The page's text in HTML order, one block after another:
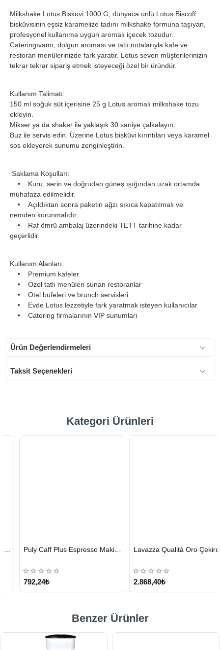
Milkshake Lotus Bisküvi 1000 G, dünyaca ünlü Lotus Biscoff
bisküvisinin eşsiz karamelize tadını milkshake formuna taşıyan,
profesyonel kullanıma uygun aromalı içecek tozudur.
Cateringıvamı, dolgun aroması ve tatlı notalarıyla kafe ve
restoran menülerinizde fark yaratır. Lotus seven müşterilerinizin
tekrar tekrar sipariş etmek isteyeceği özel bir üründür.
Kullanım Talimatı:
150 ml soğuk süt içerisine 25 g Lotus aromalı milkshake tozu
ekleyin.
Mikser ya da shaker ile yaklaşık 30 saniye çalkalayın.
Buz ile servis edin. Üzerine Lotus bisküvi kırıntıları veya karamel
sos ekleyerek sunumu zenginleştirin.
Saklama Koşulları:
• Kuru, serin ve doğrudan güneş ışığından uzak ortamda
muhafaza edilmelidir.
• Açıldıktan sonra paketin ağzı sıkıca kapatılmalı ve
nemden korunmalıdır.
• Raf ömrü ambalaj üzerindeki TETT tarihine kadar
geçerlidir.
Kullanım Alanları:
• Premium kafeler
• Özel tatlı menüleri sunan restoranlar
• Otel büfeleri ve brunch servisleri
• Evde Lotus lezzetiyle fark yaratmak isteyen kullanıcılar
• Catering firmalarının VIP sunumları
Ürün Değerlendirmeleri
Taksit Seçenekleri
Kategori Ürünleri
GÖNDERİ
Puly Caff Plus Espresso Makinesi Temizleyici Tablet 100 x 1.35 G
792,24₺
GÖNDERİ
Lavazza Qualità Oro Çekirdek Kahve 1 KG x 2
2.868,40₺
Benzer Ürünler